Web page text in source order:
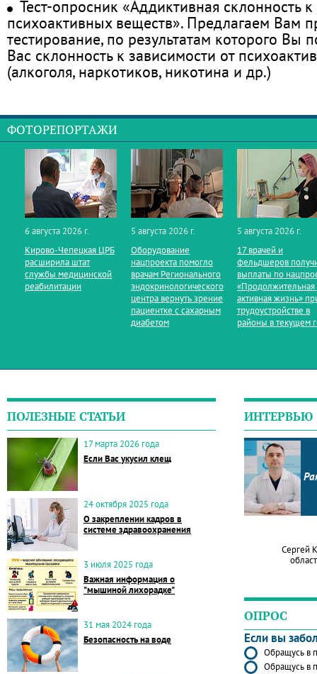
Тест-опросник «Аддиктивная склонность
психоактивных веществ». Предлагаем Вам
тестирование, по результатам которого Вы
Вас склонность к зависимости от
(алкоголя, наркотиков, никотина и др.)
ФОТОРЕПОРТАЖИ
6 августа 2026 г.
Кирово‑Чепецкая ЦРБ
расширила штат
службы медицинской
реабилитации
5 августа 2026 г.
Оборудование
нацпроекта помогло
врачам Регионального
эндокринологического
центра вернуть зрение
пациентке с сахарным
диабетом
5 августа 2026 г.
17 врачей и
фельдшеров
выплаты по
«Продолжительная
активная жизнь»
трудоустройстве в
районы в текущем
ПОЛЕЗНЫЕ СТАТЬИ
17 марта 2026 года
Если Вас укусил клещ
24 октября 2025 года
О закреплении кадров в
системе здравоохранения
3 июля 2025 года
Важная информация о
"мышиной лихорадке"
31 мая 2024 года
Безопасность на воде
ИНТЕРВЬЮ
Сергей
ОПРОС
Если вы
Обращусь в
Обращусь в